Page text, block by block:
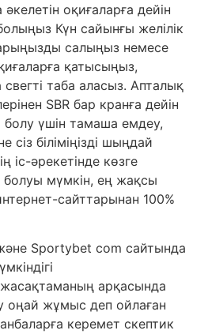
оқиғаларға дейін
Күн сайынғы желілік
салыңыз немесе
қатысыңыз,
таба аласыз. Апталық
SBR бар кранға дейін
болу үшін тамаша емдеу,
сіз біліміңізді шыңдай
іс-әрекетінде көзге
болуы мүмкін, ең жақсы
сайттарынан 100%
арқасында
оңай жұмыс деп ойлаған
керемет скептик